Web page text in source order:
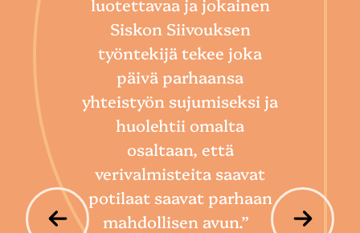
Siskon Siivouksen
työntekijä tekee joka
päivä parhaansa
yhteistyön sujumiseksi ja
huolehtii omalta
osaltaan, että
verivalmisteita saavat
potilaat saavat parhaan
mahdollisen avun.”